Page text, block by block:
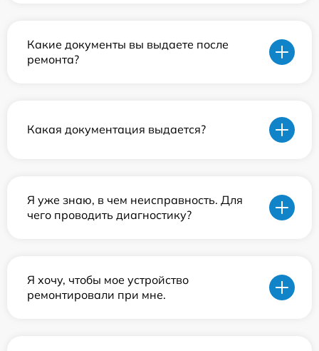
Какие документы вы выдаете после
ремонта?
Какая документация выдается?
Я уже знаю, в чем неисправность. Для
чего проводить диагностику?
Я хочу, чтобы мое устройство
ремонтировали при мне.